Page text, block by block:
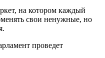
на котором каждый
свои ненужные, но
проведет